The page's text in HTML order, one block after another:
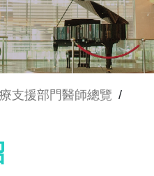
支援部門醫師總覽 /